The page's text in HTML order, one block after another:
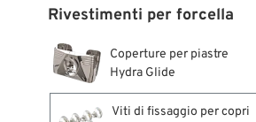
Rivestimenti per forcella
Coperture per piastre
Hydra Glide
Viti di fissaggio per copri